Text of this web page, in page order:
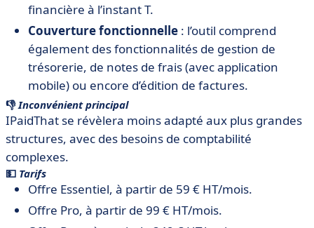
financière à l’instant T.
Couverture fonctionnelle : l’outil comprend
également des fonctionnalités de gestion de
trésorerie, de notes de frais (avec application
mobile) ou encore d’édition de factures.
👎 Inconvénient principal
IPaidThat se révèlera moins adapté aux plus grandes
structures, avec des besoins de comptabilité
complexes.
💵 Tarifs
Offre Essentiel, à partir de 59 € HT/mois.
Offre Pro, à partir de 99 € HT/mois.